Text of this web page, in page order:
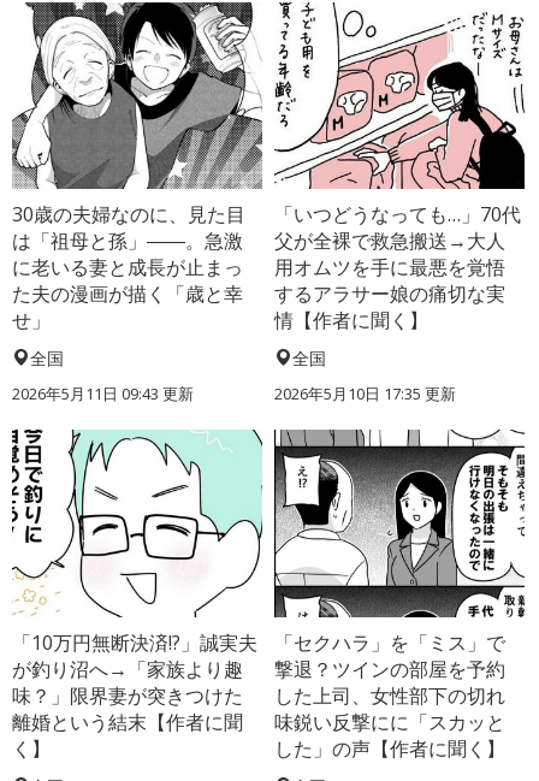
30歳の夫婦なのに、見た目
は「祖母と孫」――。急激
に老いる妻と成長が止まっ
た夫の漫画が描く「歳と幸
せ」
全国
2026年5月11日 09:43 更新
「いつどうなっても…」70代
父が全裸で救急搬送→大人
用オムツを手に最悪を覚悟
するアラサー娘の痛切な実
情【作者に聞く】
全国
2026年5月10日 17:35 更新
「10万円無断決済!?」誠実夫
が釣り沼へ→「家族より趣
味？」限界妻が突きつけた
離婚という結末【作者に聞
く】
「セクハラ」を「ミス」で
撃退？ツインの部屋を予約
した上司、女性部下の切れ
味鋭い反撃にに「スカッと
した」の声【作者に聞く】